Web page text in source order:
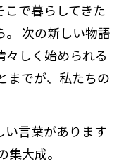
で暮らしてきた
。 次の新しい物語
しく始められる
までが、私たちの
い言葉があります
大成。